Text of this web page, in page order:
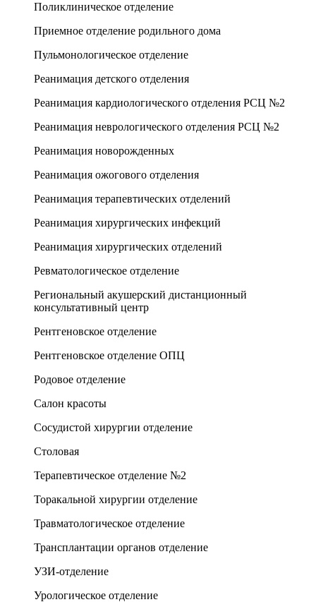
Поликлиническое отделение
Приемное отделение родильного дома
Пульмонологическое отделение
Реанимация детского отделения
Реанимация кардиологического отделения РСЦ №2
Реанимация неврологического отделения РСЦ №2
Реанимация новорожденных
Реанимация ожогового отделения
Реанимация терапевтических отделений
Реанимация хирургических инфекций
Реанимация хирургических отделений
Ревматологическое отделение
Региональный акушерский дистанционный
консультативный центр
Рентгеновское отделение
Рентгеновское отделение ОПЦ
Родовое отделение
Салон красоты
Сосудистой хирургии отделение
Столовая
Терапевтическое отделение №2
Торакальной хирургии отделение
Травматологическое отделение
Трансплантации органов отделение
УЗИ-отделение
Урологическое отделение